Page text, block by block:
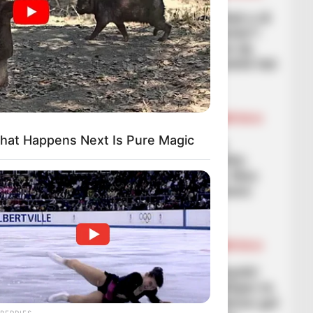
LEGJIONARËT
“Si sulmon Shqipëria? Nuk e di
në këtë botë dhe në tjetrën”!
Ironia e Ilir Alliut: Shikoni dy
ndeshjet me Serbinë, është fati
i Silvinjos
March 9, 2026 Sport Ekspres
“Futbolli sot fitohet me
mbrojtje, jo në sulm”! Altin
Rraklli flet për Silvinjon: Mos
harroni, nga ky trajner kemi
prekur historinë tonë
March 9, 2026 Sport Ekspres
BALLINA BALLINA STATIKE
LEGJIONARËT
VIDEO/ Super Nazmi Gripshi!
Lojtari i Shqipërisë shkëlqen te
ekipi i Mirlind Dakut, shënon gol
Happens Next Is Pure Magic